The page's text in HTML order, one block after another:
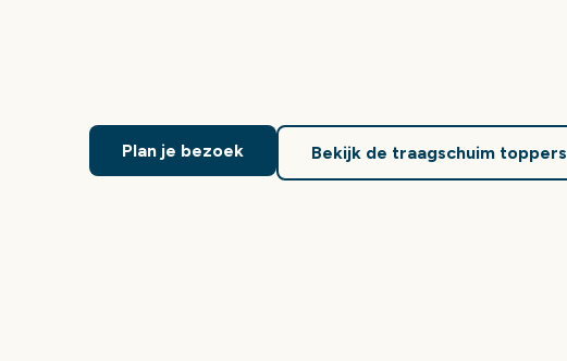
Plan je bezoek Bekijk de traagschuim toppers